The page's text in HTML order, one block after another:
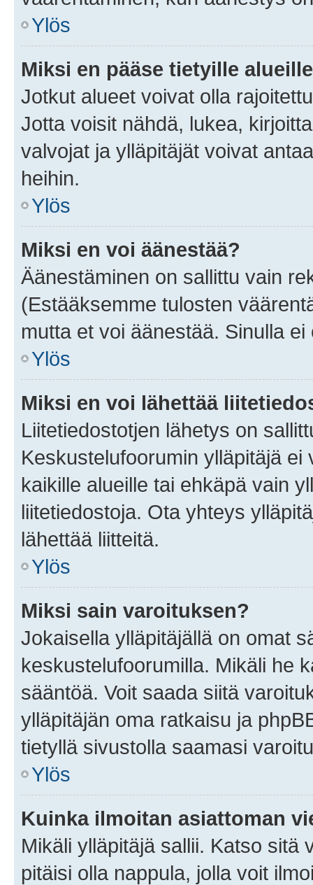
Ylös
Miksi en pääse tietyille
Jotkut alueet voivat olla
Jotta voisit nähdä, lukea,
valvojat ja ylläpitäjät voivat
heihin.
Ylös
Miksi en voi äänestää?
Äänestäminen on sallittu vain
(Estääksemme tulosten
mutta et voi äänestää. Sinulla
Ylös
Miksi en voi lähettää
Liitetiedostotjen lähetys on
Keskustelufoorumin ylläpitäjä
kaikille alueille tai ehkäpä vain
liitetiedostoja. Ota yhteys
lähettää liitteitä.
Ylös
Miksi sain varoituksen?
Jokaisella ylläpitäjällä on omat
keskustelufoorumilla. Mikäli he
sääntöä. Voit saada siitä
ylläpitäjän oma ratkaisu ja
tietyllä sivustolla saamasi
Ylös
Kuinka ilmoitan asiattoman
Mikäli ylläpitäjä sallii. Katso sitä
pitäisi olla nappula, jolla voit